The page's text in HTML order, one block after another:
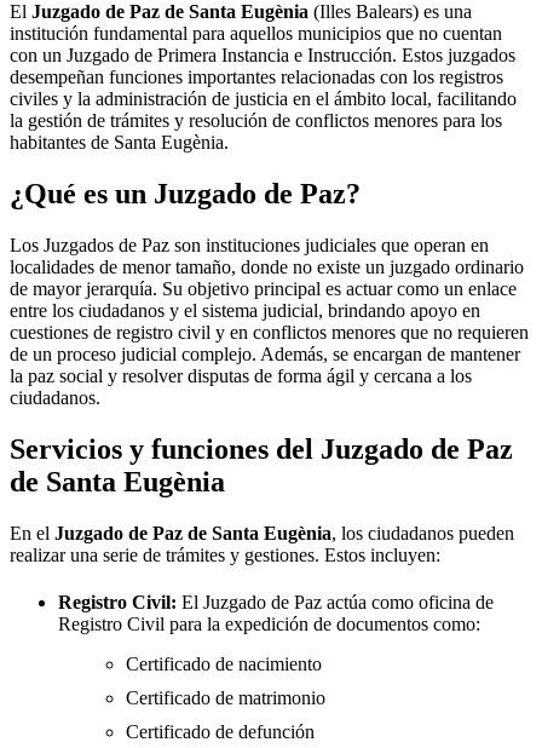
El Juzgado de Paz de Santa Eugènia (Illes Balears) es una
institución fundamental para aquellos municipios que no cuentan
con un Juzgado de Primera Instancia e Instrucción. Estos juzgados
desempeñan funciones importantes relacionadas con los registros
civiles y la administración de justicia en el ámbito local, facilitando
la gestión de trámites y resolución de conflictos menores para los
habitantes de Santa Eugènia.
¿Qué es un Juzgado de Paz?
Los Juzgados de Paz son instituciones judiciales que operan en
localidades de menor tamaño, donde no existe un juzgado ordinario
de mayor jerarquía. Su objetivo principal es actuar como un enlace
entre los ciudadanos y el sistema judicial, brindando apoyo en
cuestiones de registro civil y en conflictos menores que no requieren
de un proceso judicial complejo. Además, se encargan de mantener
la paz social y resolver disputas de forma ágil y cercana a los
ciudadanos.
Servicios y funciones del Juzgado de Paz
de Santa Eugènia
En el Juzgado de Paz de Santa Eugènia, los ciudadanos pueden
realizar una serie de trámites y gestiones. Estos incluyen:
Registro Civil: El Juzgado de Paz actúa como oficina de
Registro Civil para la expedición de documentos como:
Certificado de nacimiento
Certificado de matrimonio
Certificado de defunción